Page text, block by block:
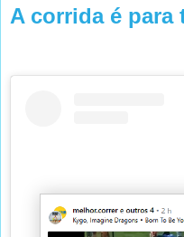
A corrida é para